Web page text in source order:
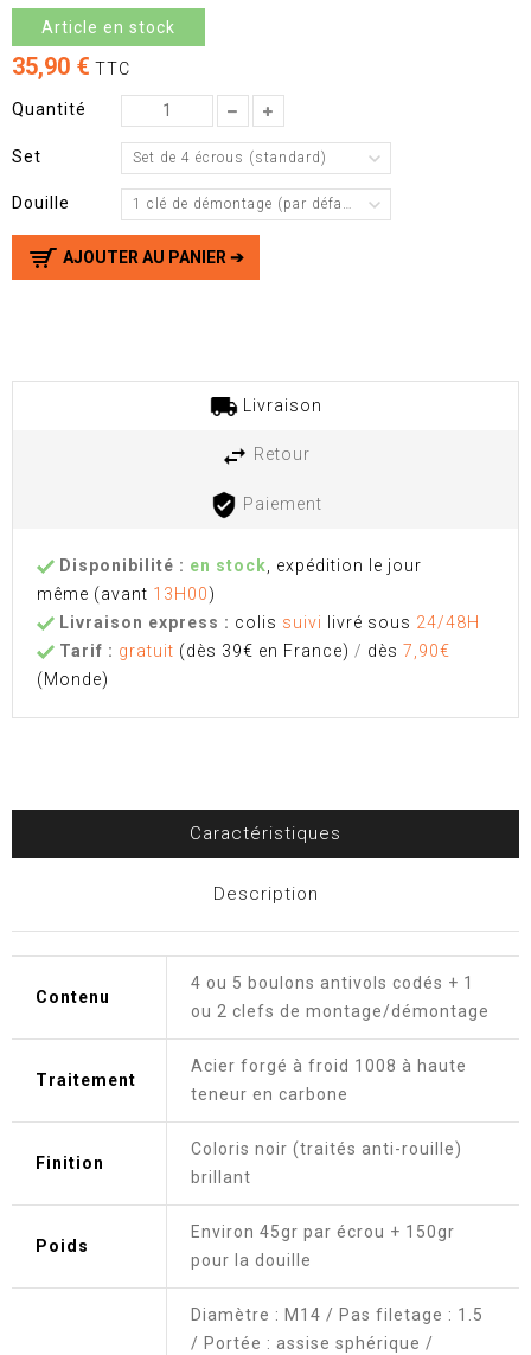
Article en stock
35,90 € TTC
Quantité
Set Set de 4 écrous (standard)
Douille 1 clé de démontage (par défaut)
AJOUTER AU PANIER ➔
Livraison
Retour
Paiement
Disponibilité : en stock , expédition le jour
même (avant 13H00)
Livraison express : colis suivi livré sous 24/48H
Tarif : gratuit (dès 39€ en France) / dès 7,90€
(Monde)
Caractéristiques
Description
Contenu
4 ou 5 boulons antivols codés + 1
ou 2 clefs de montage/démontage
Traitement
Acier forgé à froid 1008 à haute
teneur en carbone
Finition
Coloris noir (traités anti-rouille)
brillant
Poids
Environ 45gr par écrou + 150gr
pour la douille
Diamètre : M14 / Pas filetage : 1.5
/ Portée : assise sphérique /